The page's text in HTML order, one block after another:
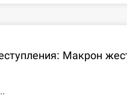
Макрон